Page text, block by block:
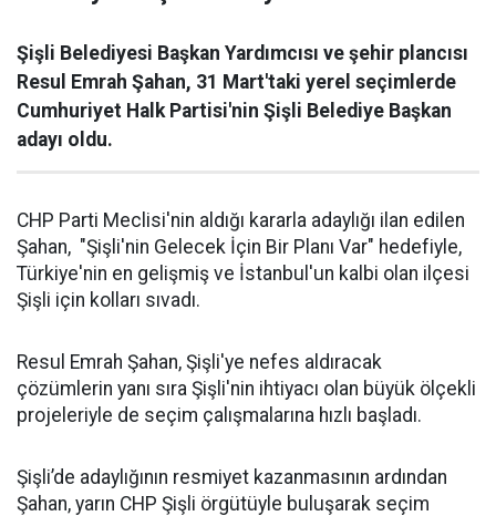
Şişli Belediyesi Başkan Yardımcısı ve şehir plancısı
Resul Emrah Şahan, 31 Mart'taki yerel seçimlerde
Cumhuriyet Halk Partisi'nin Şişli Belediye Başkan
adayı oldu.
CHP Parti Meclisi'nin aldığı kararla adaylığı ilan edilen
Şahan, "Şişli'nin Gelecek İçin Bir Planı Var" hedefiyle,
Türkiye'nin en gelişmiş ve İstanbul'un kalbi olan ilçesi
Şişli için kolları sıvadı.
Resul Emrah Şahan, Şişli'ye nefes aldıracak
çözümlerin yanı sıra Şişli'nin ihtiyacı olan büyük ölçekli
projeleriyle de seçim çalışmalarına hızlı başladı.
Şişli’de adaylığının resmiyet kazanmasının ardından
Şahan, yarın CHP Şişli örgütüyle buluşarak seçim